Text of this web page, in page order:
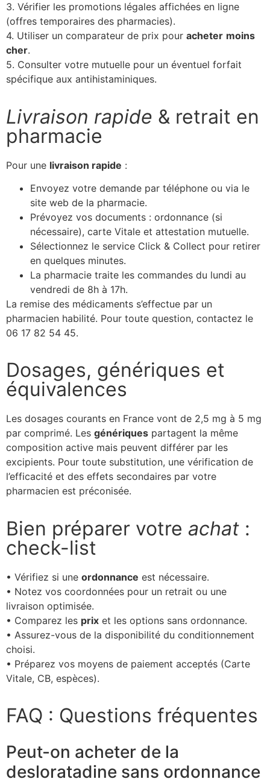
3. Vérifier les promotions légales affichées en ligne
(offres temporaires des pharmacies).
4. Utiliser un comparateur de prix pour acheter moins
cher.
5. Consulter votre mutuelle pour un éventuel forfait
spécifique aux antihistaminiques.
Livraison rapide & retrait en
pharmacie
Pour une livraison rapide :
Envoyez votre demande par téléphone ou via le
site web de la pharmacie.
Prévoyez vos documents : ordonnance (si
nécessaire), carte Vitale et attestation mutuelle.
Sélectionnez le service Click & Collect pour retirer
en quelques minutes.
La pharmacie traite les commandes du lundi au
vendredi de 8h à 17h.
La remise des médicaments s’effectue par un
pharmacien habilité. Pour toute question, contactez le
06 17 82 54 45.
Dosages, génériques et
équivalences
Les dosages courants en France vont de 2,5 mg à 5 mg
par comprimé. Les génériques partagent la même
composition active mais peuvent différer par les
excipients. Pour toute substitution, une vérification de
l’efficacité et des effets secondaires par votre
pharmacien est préconisée.
Bien préparer votre achat :
check-list
• Vérifiez si une ordonnance est nécessaire.
• Notez vos coordonnées pour un retrait ou une
livraison optimisée.
• Comparez les prix et les options sans ordonnance.
• Assurez-vous de la disponibilité du conditionnement
choisi.
• Préparez vos moyens de paiement acceptés (Carte
Vitale, CB, espèces).
FAQ : Questions fréquentes
Peut-on acheter de la
desloratadine sans ordonnance